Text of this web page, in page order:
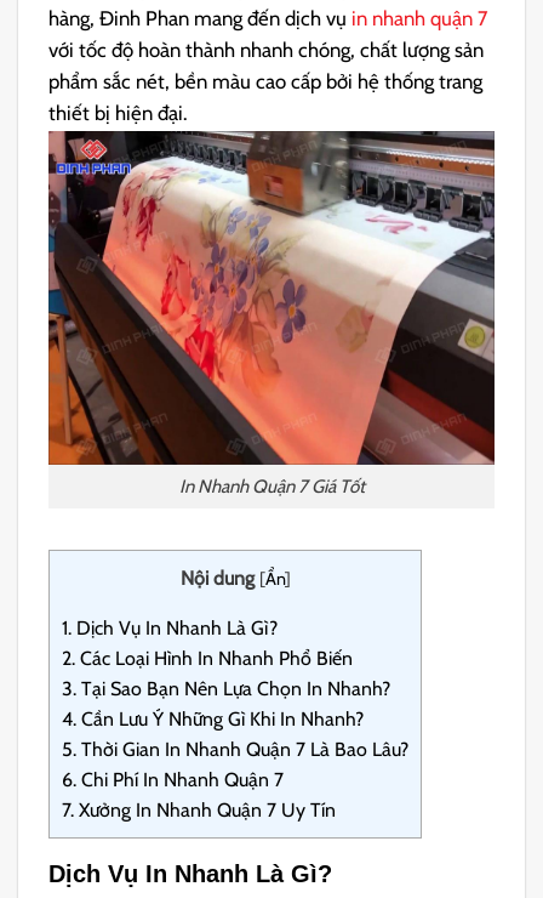
hàng, Đinh Phan mang đến dịch vụ in nhanh quận 7
với tốc độ hoàn thành nhanh chóng, chất lượng sản
phẩm sắc nét, bền màu cao cấp bởi hệ thống trang
thiết bị hiện đại.
In Nhanh Quận 7 Giá Tốt
Nội dung [Ẩn]
1. Dịch Vụ In Nhanh Là Gì?
2. Các Loại Hình In Nhanh Phổ Biến
3. Tại Sao Bạn Nên Lựa Chọn In Nhanh?
4. Cần Lưu Ý Những Gì Khi In Nhanh?
5. Thời Gian In Nhanh Quận 7 Là Bao Lâu?
6. Chi Phí In Nhanh Quận 7
7. Xưởng In Nhanh Quận 7 Uy Tín
Dịch Vụ In Nhanh Là Gì?